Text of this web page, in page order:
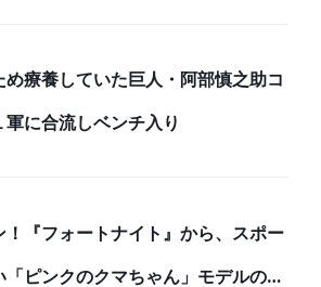
め療養していた巨人・阿部慎之助コ
に合流しベンチ入り
！『フォートナイト』から、スポー
ピンクのクマちゃん」モデルのバ